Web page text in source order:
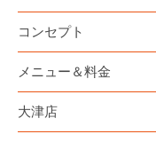
コンセプト
メニュー＆料金
大津店